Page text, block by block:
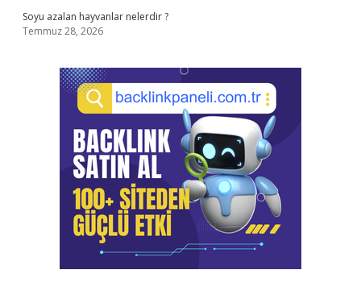
Soyu azalan hayvanlar nelerdir ?
Temmuz 28, 2026